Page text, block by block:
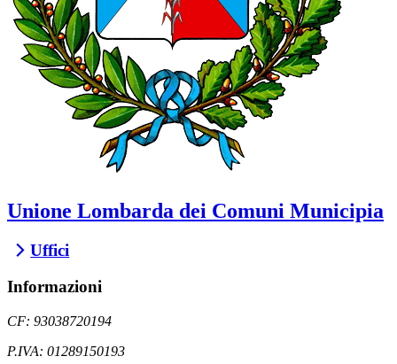
Unione Lombarda dei Comuni Municipia
Uffici
Informazioni
CF: 93038720194
P.IVA: 01289150193